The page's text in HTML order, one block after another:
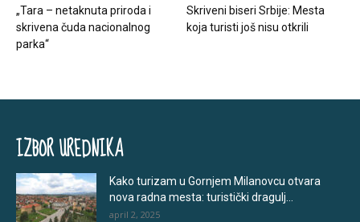
„Tara – netaknuta priroda i
skrivena čuda nacionalnog
parka“
Skriveni biseri Srbije: Mesta
koja turisti još nisu otkrili
IZBOR UREDNIKA
Kako turizam u Gornjem Milanovcu otvara
nova radna mesta: turistički dragulj...
april 2, 2025